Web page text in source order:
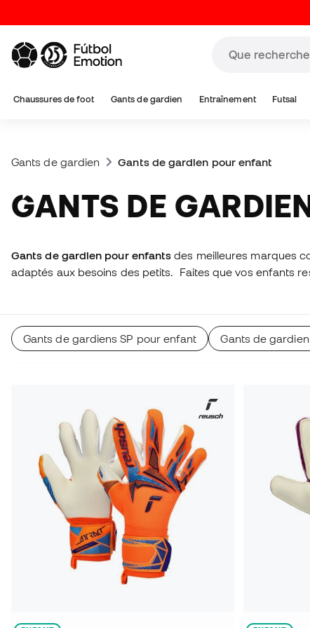
Chaussures de foot Gants de gardien Entraînement Futsal
Gants de gardien Gants de gardien pour enfant
GANTS DE
Gants de gardien pour enfants des meilleures marques
adaptés aux besoins des petits. Faites que vos enfants
Gants de gardiens SP pour enfant Gants de